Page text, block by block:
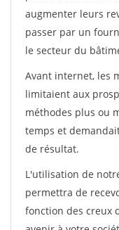
augmenter leurs
passer par un
le secteur du
Avant internet, les
limitaient aux
méthodes plus ou
temps et
de résultat.
L'utilisation de
permettra de
fonction des creux